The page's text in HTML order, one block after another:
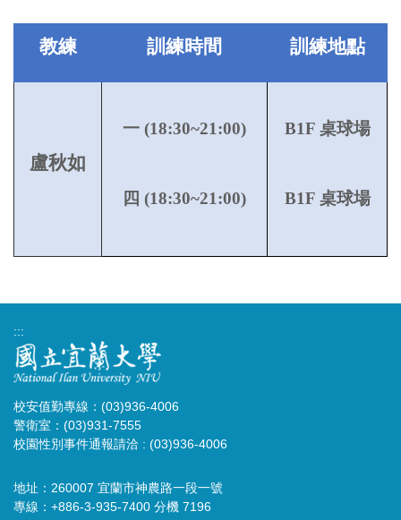
教練 訓練時間 訓練地點
盧秋如
一 (18:30~21:00)
四 (18:30~21:00)
B1F 桌球場
B1F 桌球場
:::
校安值勤專線：(03)936-4006
警衛室：(03)931-7555
校園性別事件通報請洽 : (03)936-4006
地址：260007 宜蘭市神農路一段一號
專線：+886-3-935-7400 分機 7196